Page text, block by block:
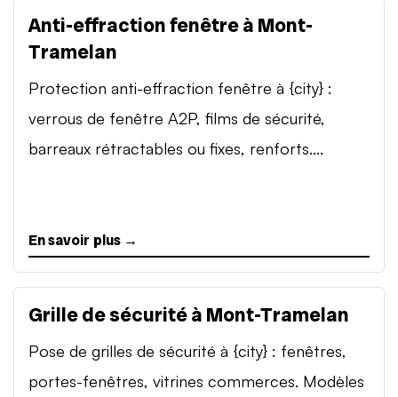
Anti-effraction fenêtre à Mont-
Tramelan
Protection anti-effraction fenêtre à {city} :
verrous de fenêtre A2P, films de sécurité,
barreaux rétractables ou fixes, renforts....
En savoir plus →
Grille de sécurité à Mont-Tramelan
Pose de grilles de sécurité à {city} : fenêtres,
portes-fenêtres, vitrines commerces. Modèles